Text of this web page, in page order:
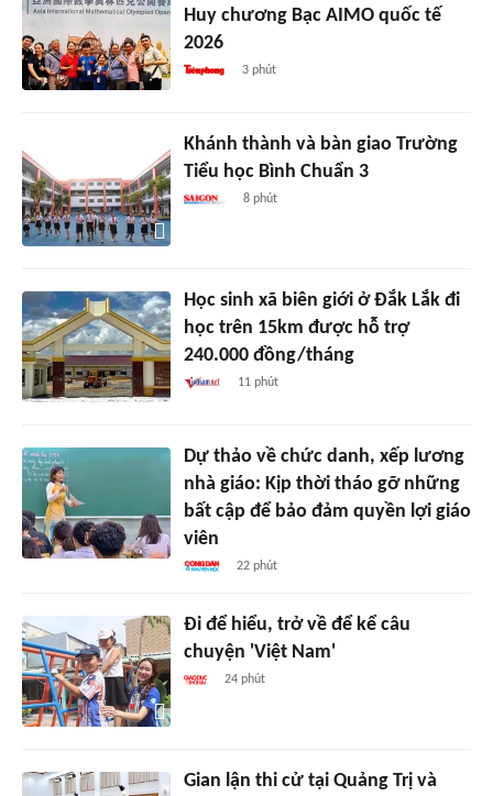
Huy chương Bạc AIMO quốc tế
2026
3 phút
Khánh thành và bàn giao Trường
Tiểu học Bình Chuẩn 3
8 phút
Học sinh xã biên giới ở Đắk Lắk đi
học trên 15km được hỗ trợ
240.000 đồng/tháng
11 phút
Dự thảo về chức danh, xếp lương
nhà giáo: Kịp thời tháo gỡ những
bất cập để bảo đảm quyền lợi giáo
viên
22 phút
Đi để hiểu, trở về để kể câu
chuyện 'Việt Nam'
24 phút
Gian lận thi cử tại Quảng Trị và